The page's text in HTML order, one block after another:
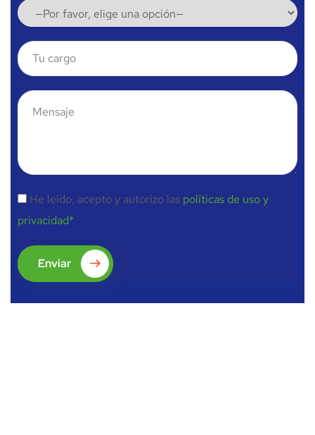
He leído, acepto y autorizo las políticas de uso y
privacidad*
Enviar